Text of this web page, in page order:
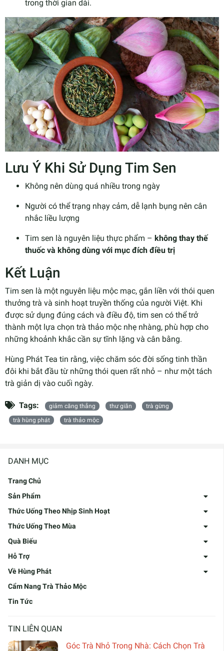
DANH MỤC
Trang Chủ
Sản Phẩm
Thức Uống Theo Nhịp Sinh Hoạt
Thức Uống Theo Mùa
Quà Biếu
Hỗ Trợ
Về Hùng Phát
Cẩm Nang Trà Thảo Mộc
Tin Tức
TIN LIÊN QUAN
Góc Trà Nhỏ Trong Nhà: Cách Chọn Trà
trong thời gian dài.
Lưu Ý Khi Sử Dụng Tim Sen
Không nên dùng quá nhiều trong ngày
Người có thể trạng nhạy cảm, dễ lạnh bụng nên cân
nhắc liều lượng
Tim sen là nguyên liệu thực phẩm – không thay thế
thuốc và không dùng với mục đích điều trị
Kết Luận
Tim sen là một nguyên liệu mộc mạc, gắn liền với thói quen
thưởng trà và sinh hoạt truyền thống của người Việt. Khi
được sử dụng đúng cách và điều độ, tim sen có thể trở
thành một lựa chọn trà thảo mộc nhẹ nhàng, phù hợp cho
những khoảnh khắc cần sự tĩnh lặng và cân bằng.
Hùng Phát Tea tin rằng, việc chăm sóc đời sống tinh thần
đôi khi bắt đầu từ những thói quen rất nhỏ – như một tách
trà giản dị vào cuối ngày.
Tags: giảm căng thẳng thư giãn
trà gừng
trà hùng phát
trà thảo mộc